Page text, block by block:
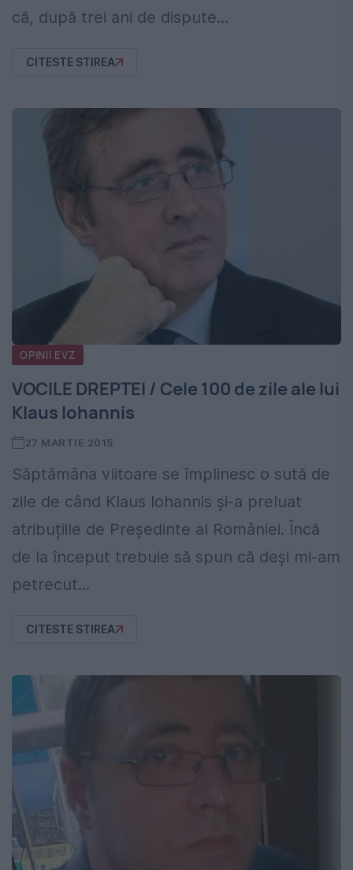
că, după trei ani de dispute...
CITESTE STIREA
OPINII EVZ
VOCILE DREPTEI / Cele 100 de zile ale lui
Klaus Iohannis
27 MARTIE 2015
Săptămâna viitoare se împlinesc o sută de
zile de când Klaus Iohannis și-a preluat
atribuțiile de Președinte al României. Încă
de la început trebuie să spun că deși mi-am
petrecut...
CITESTE STIREA